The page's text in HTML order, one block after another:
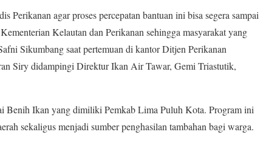
Perikanan agar proses percepatan bantuan ini bisa segera sampai
Kelautan dan Perikanan sehingga masyarakat yang
Sikumbang saat pertemuan di kantor Ditjen Perikanan
Siry didampingi Direktur Ikan Air Tawar, Gemi Triastutik,
Benih Ikan yang dimiliki Pemkab Lima Puluh Kota. Program ini
sekaligus menjadi sumber penghasilan tambahan bagi warga.